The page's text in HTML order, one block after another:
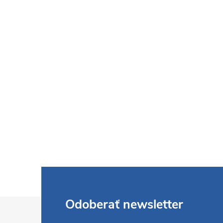
Odoberať newsletter